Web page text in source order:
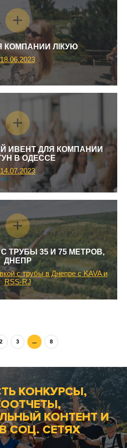
КОМПАНИИ ЛІКУЮ
18.06.2023
ИВЕНТ ДЛЯ КОМПАНИИ
В ОДЕССЕ
14.07.2023
ТРУБЫ 35 И 75 МЕТРОВ,
ДНЕПР
с трубы в Днепре с KAVA и
RSS-RJ
2 3 ... 8
КОНКУРСЫ,
КОНТЕНТ И
СОЦ. СЕТЯХ